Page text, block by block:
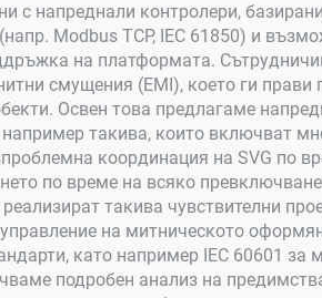
с напреднали контролери,
Modbus TCP, IEC 61850) и
на платформата.
смущения (EMI), което ги
Освен това предлагаме
такива, които включват
координация на SVG по
по време на всяко
такива чувствителни
на митническото
като например IEC 60601
подробен анализ на